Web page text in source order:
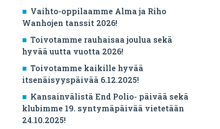
Vaihto-oppilaamme Alma ja Riho
Wanhojen tanssit 2026!
Toivotamme rauhaisaa joulua sekä
hyvää uutta vuotta 2026!
Toivotamme kaikille hyvää
itsenäisyyspäivää 6.12.2025!
Kansainvälistä End Polio- päivää sekä
klubimme 19. syntymäpäivää vietetään
24.10.2025!